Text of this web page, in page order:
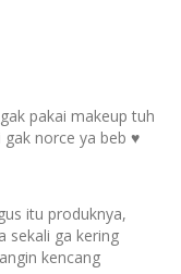
pakai makeup tuh
norce ya beb ♥️
itu produknya,
sekali ga kering
kencang